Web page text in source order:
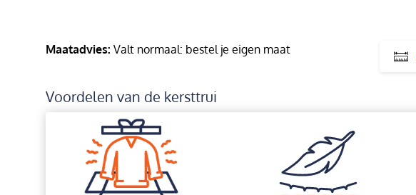
Maatadvies: Valt normaal: bestel je eigen maat
Voordelen van de kersttrui